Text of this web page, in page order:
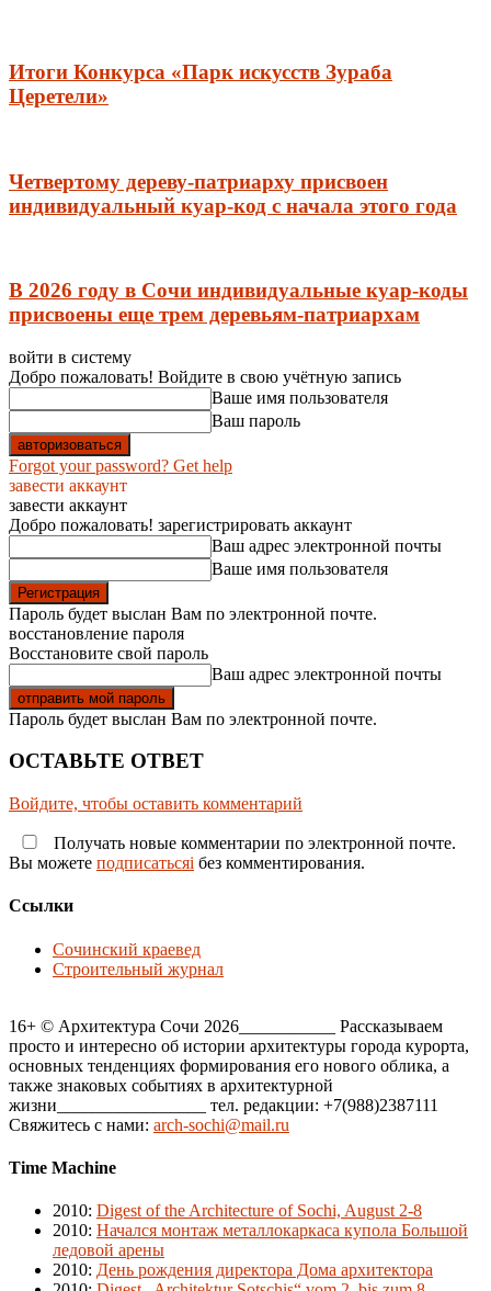
Итоги Конкурса «Парк искусств Зураба
Церетели»
Четвертому дереву-патриарху присвоен
индивидуальный куар-код с начала этого года
В 2026 году в Сочи индивидуальные куар-коды
присвоены еще трем деревьям-патриархам
войти в систему
Добро пожаловать! Войдите в свою учётную запись
Ваше имя пользователя
Ваш пароль
Forgot your password? Get help
завести аккаунт
завести аккаунт
Добро пожаловать! зарегистрировать аккаунт
Ваш адрес электронной почты
Ваше имя пользователя
Пароль будет выслан Вам по электронной почте.
восстановление пароля
Восстановите свой пароль
Ваш адрес электронной почты
Пароль будет выслан Вам по электронной почте.
ОСТАВЬТЕ ОТВЕТ
Войдите, чтобы оставить комментарий
Получать новые комментарии по электронной почте.
Вы можете подписатьсяi без комментирования.
Ссылки
Сочинский краевед
Строительный журнал
16+ © Архитектура Сочи 2026___________ Рассказываем
просто и интересно об истории архитектуры города курорта,
основных тенденциях формирования его нового облика, а
также знаковых событиях в архитектурной
жизни_________________ тел. редакции: +7(988)2387111
Свяжитесь с нами: arch-sochi@mail.ru
Time Machine
2010: Digest of the Architecture of Sochi, August 2-8
2010: Начался монтаж металлокаркаса купола Большой
ледовой арены
2010: День рождения директора Дома архитектора